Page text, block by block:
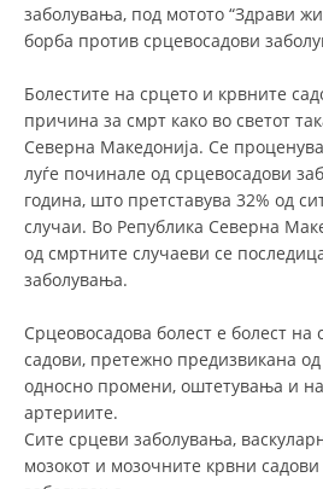
СТРАТЕГИИ
ЕДУКАТИВНО
ПОСТЕРИ
заболувања, под мотото “Здрави
борба против срцевосадови
Болестите на срцето и крвните
причина за смрт како во светот
Северна Македонија. Се
луѓе починале од срцевосадови
година, што претставува 32% од
случаи. Во Република Северна
од смртните случаеви се
заболувања.
Срцеовосадова болест е болест на
садови, претежно предизвикана од
односно промени, оштетувања и
артериите.
Сите срцеви заболувања,
мозокот и мозочните крвни